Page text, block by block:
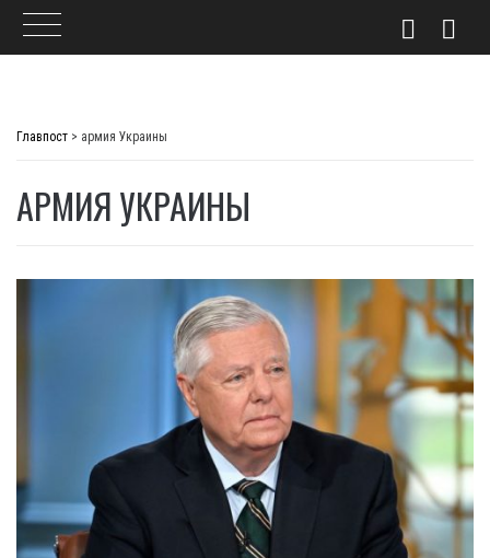
Главпост > армия Украины
АРМИЯ УКРАИНЫ